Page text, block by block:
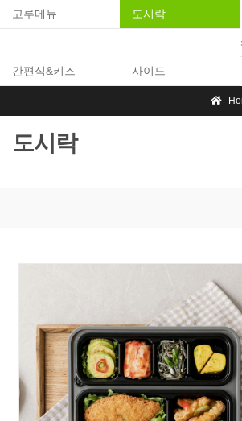
고루메뉴 도시락
간편식&키즈 사이드
도시락